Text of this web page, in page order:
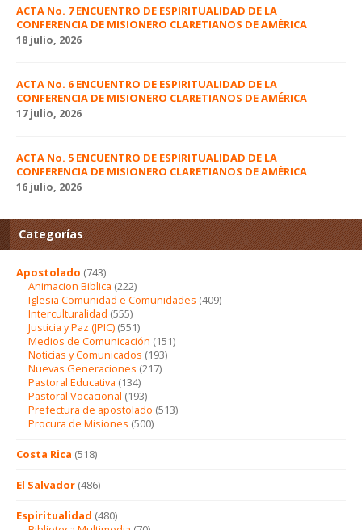
ACTA No. 7 ENCUENTRO DE ESPIRITUALIDAD DE LA
CONFERENCIA DE MISIONERO CLARETIANOS DE AMÉRICA
18 julio, 2026
ACTA No. 6 ENCUENTRO DE ESPIRITUALIDAD DE LA
CONFERENCIA DE MISIONERO CLARETIANOS DE AMÉRICA
17 julio, 2026
ACTA No. 5 ENCUENTRO DE ESPIRITUALIDAD DE LA
CONFERENCIA DE MISIONERO CLARETIANOS DE AMÉRICA
16 julio, 2026
Categorías
Apostolado (743)
Animacion Biblica (222)
Iglesia Comunidad e Comunidades (409)
Interculturalidad (555)
Justicia y Paz (JPIC) (551)
Medios de Comunicación (151)
Noticias y Comunicados (193)
Nuevas Generaciones (217)
Pastoral Educativa (134)
Pastoral Vocacional (193)
Prefectura de apostolado (513)
Procura de Misiones (500)
Costa Rica (518)
El Salvador (486)
Espiritualidad (480)